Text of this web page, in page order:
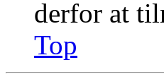
derfor at
Top